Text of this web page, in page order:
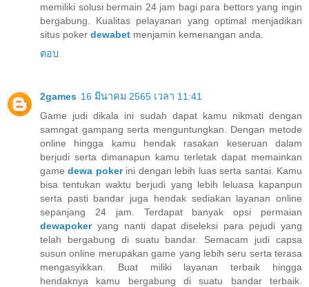
memiliki solusi bermain 24 jam bagi para bettors yang ingin
bergabung. Kualitas pelayanan yang optimal menjadikan
situs poker dewabet menjamin kemenangan anda.
ตอบ
2games 16 มีนาคม 2565 เวลา 11:41
Game judi dikala ini sudah dapat kamu nikmati dengan
samngat gampang serta menguntungkan. Dengan metode
online hingga kamu hendak rasakan keseruan dalam
berjudi serta dimanapun kamu terletak dapat memainkan
gamedewa pokerini dengan lebih luas serta santai. Kamu
bisa tentukan waktu berjudi yang lebih leluasa kapanpun
serta pasti bandar juga hendak sediakan layanan online
sepanjang 24 jam. Terdapat banyak opsi permaian
dewapokeryang nanti dapat diseleksi para pejudi yang
telah bergabung di suatu bandar. Semacam judi capsa
susun online merupakan game yang lebih seru serta terasa
mengasyikkan. Buat miliki layanan terbaik hingga
hendaknya kamu bergabung di suatu bandar terbaik.